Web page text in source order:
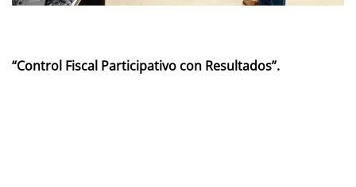
“Control Fiscal Participativo con Resultados”.